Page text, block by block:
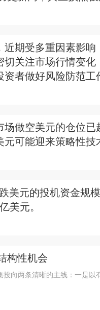
近期受多重因素影
关注市场行情变
者做好风险防范
做空美元的仓位
元可能迎来策略性技
美元的投机资金规
美元。
构性机会
向两条清晰的主线：一是